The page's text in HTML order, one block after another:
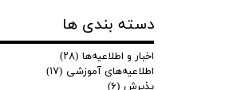
دسته بندی ها
اخبار و اطلاعیه‌ها (۲۸)
اطلاعیه‌های آموزشی (۱۷)
پذیرش (۶)